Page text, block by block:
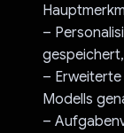
–
–
Modells
–